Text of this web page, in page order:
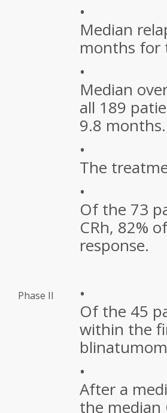
•
Median
months for
•
Median
all 189
9.8 months.
•
The
•
Of the 73
CRh, 82%
response.
Phase II
•
Of the 45
within the
•
After a
the median